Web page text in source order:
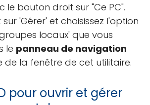
le bouton droit sur "Ce PC".
sur 'Gérer' et choisissez l'option
locaux' que vous
le panneau de navigation
de la fenêtre de cet utilitaire.
pour ouvrir et gérer